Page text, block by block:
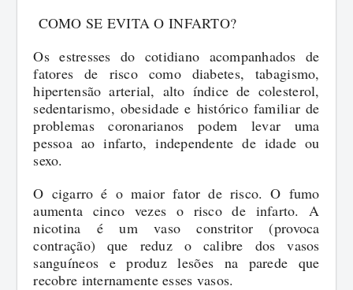
COMO SE EVITA O INFARTO?
Os estresses do cotidiano acompanhados de
fatores de risco como diabetes, tabagismo,
hipertensão arterial, alto índice de colesterol,
sedentarismo, obesidade e histórico familiar de
problemas coronarianos podem levar uma
pessoa ao infarto, independente de idade ou
sexo.
O cigarro é o maior fator de risco. O fumo
aumenta cinco vezes o risco de infarto. A
nicotina é um vaso constritor (provoca
contração) que reduz o calibre dos vasos
sanguíneos e produz lesões na parede que
recobre internamente esses vasos.